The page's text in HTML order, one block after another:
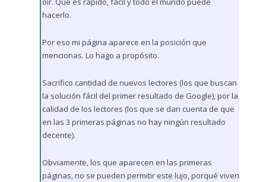
hacerlo.
Por eso mi página aparece en la posición que
mencionas. Lo hago a propósito.
Sacrifico cantidad de nuevos lectores (los que buscan
la solución fácil del primer resultado de Google), por la
calidad de los lectores (los que se dan cuenta de que
en las 3 primeras páginas no hay ningún resultado
decente).
Obviamente, los que aparecen en las primeras
páginas, no se pueden permitir este lujo, porqué viven